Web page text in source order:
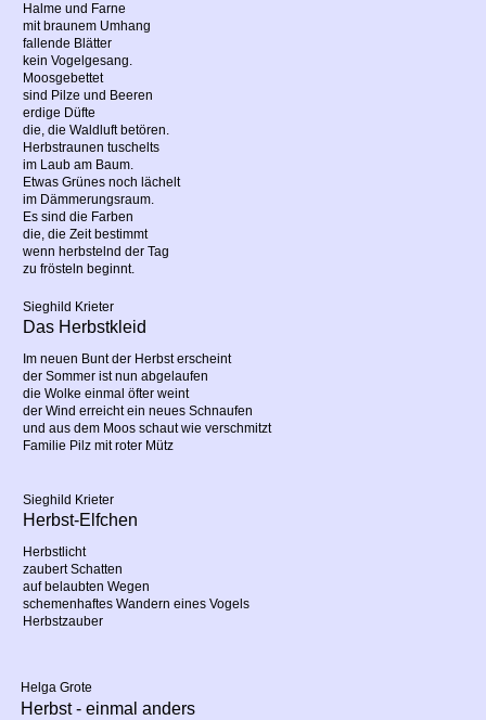
Halme und Farne
mit braunem Umhang
fallende Blätter
kein Vogelgesang.
Moosgebettet
sind Pilze und Beeren
erdige Düfte
die, die Waldluft betören.
Herbstraunen tuschelts
im Laub am Baum.
Etwas Grünes noch lächelt
im Dämmerungsraum.
Es sind die Farben
die, die Zeit bestimmt
wenn herbstelnd der Tag
zu frösteln beginnt.
Sieghild Krieter
Das Herbstkleid
Im neuen Bunt der Herbst erscheint
der Sommer ist nun abgelaufen
die Wolke einmal öfter weint
der Wind erreicht ein neues Schnaufen
und aus dem Moos schaut wie verschmitzt
Familie Pilz mit roter Mütz
Sieghild Krieter
Herbst-Elfchen
Herbstlicht
zaubert Schatten
auf belaubten Wegen
schemenhaftes Wandern eines Vogels
Herbstzauber
Helga Grote
Herbst - einmal anders